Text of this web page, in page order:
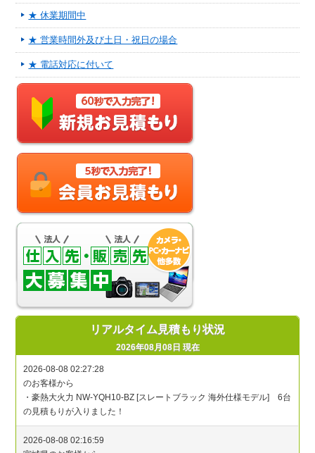
★ 休業期間中
★ 営業時間外及び土日・祝日の場合
★ 電話対応に付いて
リアルタイム見積もり状況
2026年08月08日 現在